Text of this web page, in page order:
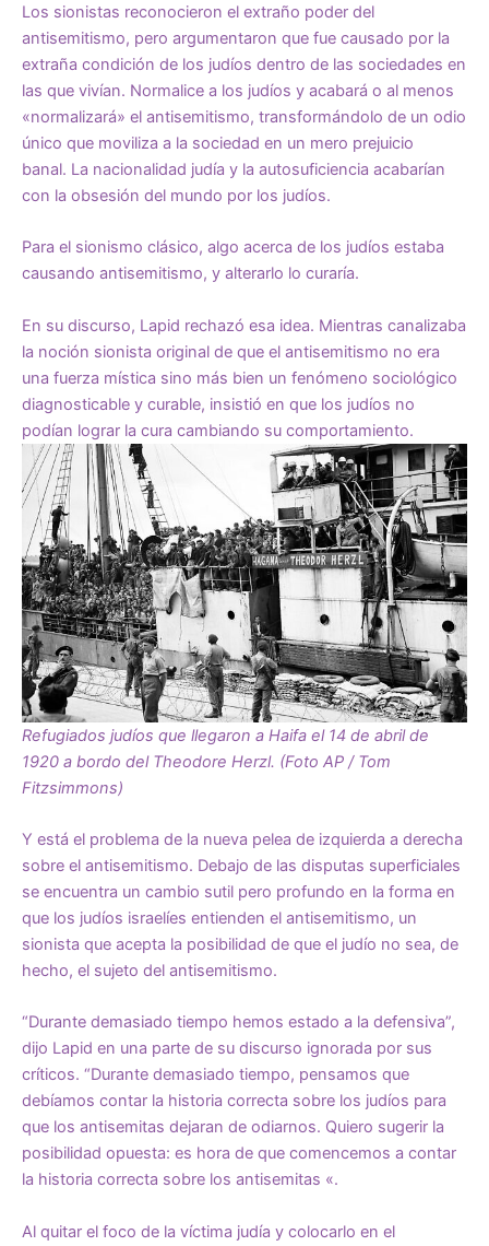
Los sionistas reconocieron el extraño poder del
antisemitismo, pero argumentaron que fue causado por la
extraña condición de los judíos dentro de las sociedades en
las que vivían. Normalice a los judíos y acabará o al menos
«normalizará» el antisemitismo, transformándolo de un odio
único que moviliza a la sociedad en un mero prejuicio
banal. La nacionalidad judía y la autosuficiencia acabarían
con la obsesión del mundo por los judíos.
Para el sionismo clásico, algo acerca de los judíos estaba
causando antisemitismo, y alterarlo lo curaría.
En su discurso, Lapid rechazó esa idea. Mientras canalizaba
la noción sionista original de que el antisemitismo no era
una fuerza mística sino más bien un fenómeno sociológico
diagnosticable y curable, insistió en que los judíos no
podían lograr la cura cambiando su comportamiento.
Refugiados judíos que llegaron a Haifa el 14 de abril de
1920 a bordo del Theodore Herzl. (Foto AP / Tom
Fitzsimmons)
Y está el problema de la nueva pelea de izquierda a derecha
sobre el antisemitismo. Debajo de las disputas superficiales
se encuentra un cambio sutil pero profundo en la forma en
que los judíos israelíes entienden el antisemitismo, un
sionista que acepta la posibilidad de que el judío no sea, de
hecho, el sujeto del antisemitismo.
“Durante demasiado tiempo hemos estado a la defensiva”,
dijo Lapid en una parte de su discurso ignorada por sus
críticos. “Durante demasiado tiempo, pensamos que
debíamos contar la historia correcta sobre los judíos para
que los antisemitas dejaran de odiarnos. Quiero sugerir la
posibilidad opuesta: es hora de que comencemos a contar
la historia correcta sobre los antisemitas «.
Al quitar el foco de la víctima judía y colocarlo en el